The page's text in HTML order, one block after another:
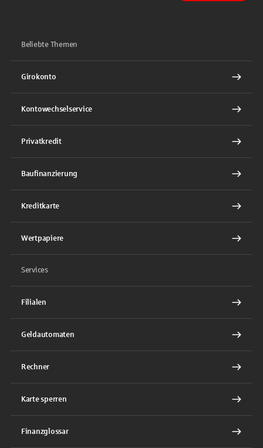
Beliebte Themen
Girokonto
Kontowechselservice
Privatkredit
Baufinanzierung
Kreditkarte
Wertpapiere
Services
Filialen
Geldautomaten
Rechner
Karte sperren
Finanzglossar